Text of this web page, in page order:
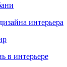
интерьера
в интерьере